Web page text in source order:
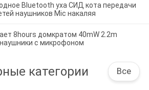
Bluetooth уха СИД кота передачи
наушников Mic накаляя
8hours домкратом 40mW 2.2m
с микрофоном
категории Все